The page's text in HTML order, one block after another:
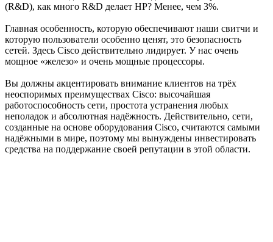
(R&D), как много R&D делает HP? Менее, чем 3%.
Главная особенность, которую обеспечивают наши свитчи и
которую пользователи особенно ценят, это безопасность
сетей. Здесь Cisco действительно лидирует. У нас очень
мощное «железо» и очень мощные процессоры.
Вы должны акцентировать внимание клиентов на трёх
неоспоримых преимуществах Cisco: высочайшая
работоспособность сети, простота устранения любых
неполадок и абсолютная надёжность. Действительно, сети,
созданные на основе оборудования Cisco, считаются самыми
надёжными в мире, поэтому мы вынуждены инвестировать
средства на поддержание своей репутации в этой области.